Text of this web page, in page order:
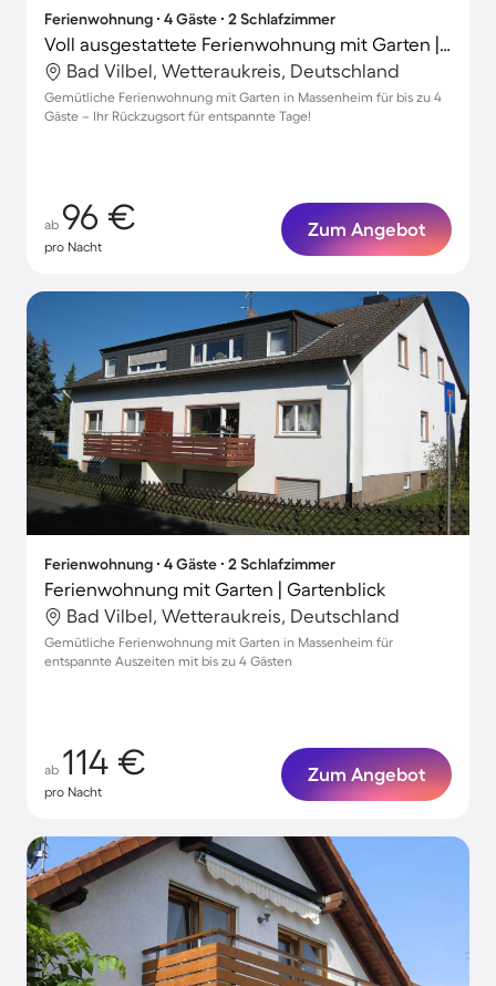
Ferienwohnung ∙ 4 Gäste ∙ 2 Schlafzimmer
Voll ausgestattete Ferienwohnung mit Garten | Gartenblick
Bad Vilbel, Wetteraukreis, Deutschland
Gemütliche Ferienwohnung mit Garten in Massenheim für bis zu 4
Gäste – Ihr Rückzugsort für entspannte Tage!
ab 96 €
pro Nacht
Zum Angebot
Ferienwohnung ∙ 4 Gäste ∙ 2 Schlafzimmer
Ferienwohnung mit Garten | Gartenblick
Bad Vilbel, Wetteraukreis, Deutschland
Gemütliche Ferienwohnung mit Garten in Massenheim für
entspannte Auszeiten mit bis zu 4 Gästen
ab 114 €
pro Nacht
Zum Angebot